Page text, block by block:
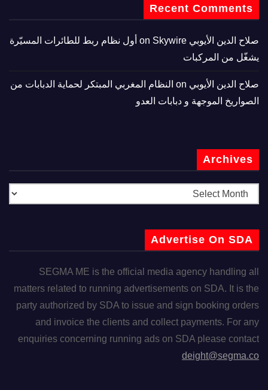
Recent Comments
صلاح الدين الأيوبي
Skywire أول نظام ربط للطائرات المسيّرة
يشغّل من المركبات
صلاح الدين الأيوبي
النظام المغربي المبتكر لحماية الدبابات من
الصواريخ الموجهة و دبابات العدو
Archives
Advertise On SDA
SEGMA ME is the official media agency handling all
matters related to running advertisements on SDA. It is the
party authorized by SDA to issue and sign booking orders
and invoice the clients and collect payments. For any
enquiries concerning running ads on SDA please contact
deight@segma.co